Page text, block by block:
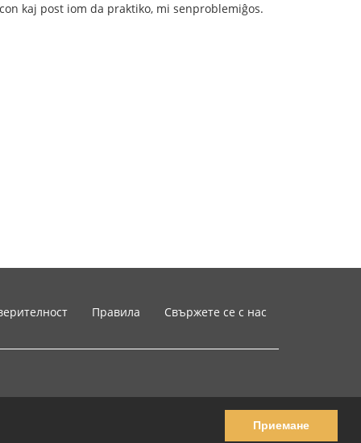
Приемане
kaj post iom da praktiko, mi senproblemiĝos.
Правила Свържете се с нас